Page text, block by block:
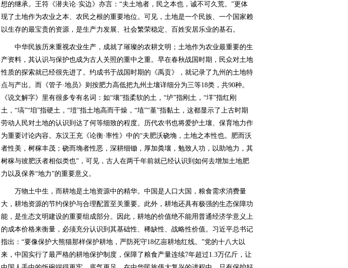
想的继承。王符《潜夫论·实边》亦言：“夫土地者，民之本也，诚不可久荒。”更体
现了土地作为农业之本、农民之根的重要地位。可见，土地是一个民族、一个国家赖
以生存的最宝贵的资源，是生产力发展、社会繁荣稳定、百姓安居乐业的基石。
中华民族历来重视农业生产，成就了璀璨的农耕文明；土地作为农业最重要的生
产资料，其认识与保护也成为古人关照的重中之重。早在春秋战国时期，民众对土地
性质的探索就已经很先进了。约成书于战国时期的《禹贡》，就记录了九州的土地特
点与产出。而《管子·地员》则按肥力高低把九州土壤详细分为三等18类，共90种。
《说文解字》里有很多专有名词：如“壤”指柔软的土，“垆”指刚土，“垟”指红刚
土，“塙”“垍”指硬土，“塏”指土地高而干燥，“埴”“堇”指黏土，这都显示了上古时期
劳动人民对土地的认识到达了何等细致的程度。历代农书也将爱护土壤、保育地力作
为重要讨论内容。东汉王充《论衡·率性》中的“夫肥沃硗埆，土地之本性也。肥而沃
者性美，树稼丰茂；硗而埆者性恶，深耕细锄，厚加粪壤，勉致人功，以助地力，其
树稼与彼肥沃者相似类也”，可见，古人在两千年前就已经认识到如何去增加土地肥
力以及保养“地力”的重要意义。
万物土中生，而耕地是土地资源中的精华。中国是人口大国，粮食需求消费量
大，耕地资源的节约保护与合理配置至关重要。此外，耕地还具有极强的生态保障功
能，是生态文明建设的重要组成部分。因此，耕地的价值绝不能用普通经济学意义上
的成本价格来衡量，必须充分认识到其基础性、稀缺性、战略性价值。习近平总书记
指出：“要像保护大熊猫那样保护耕地，严防死守18亿亩耕地红线。”党的十八大以
来，中国实行了最严格的耕地保护制度，保障了粮食产量连续7年超过1.3万亿斤，让